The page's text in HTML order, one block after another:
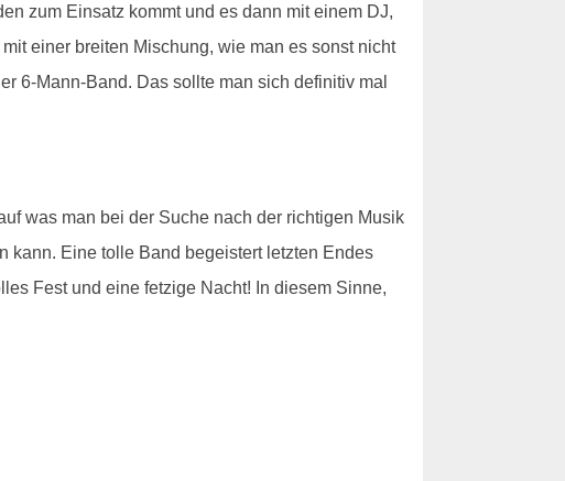
zum Einsatz kommt und es dann mit einem DJ,
einer breiten Mischung, wie man es sonst nicht
6-Mann-Band. Das sollte man sich definitiv mal
was man bei der Suche nach der richtigen Musik
kann. Eine tolle Band begeistert letzten Endes
Fest und eine fetzige Nacht! In diesem Sinne,